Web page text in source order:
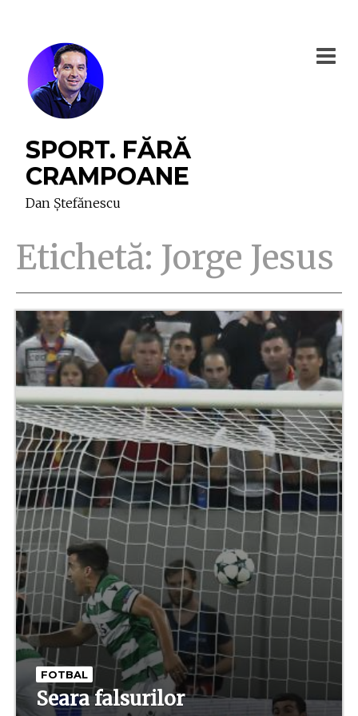
SPORT. FĂRĂ
CRAMPOANE
Dan Ștefănescu
Etichetă: Jorge Jesus
FOTBAL
Seara falsurilor